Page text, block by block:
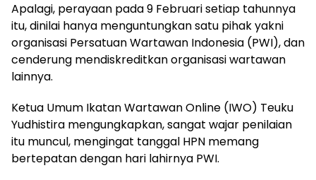
Apalagi, perayaan pada 9 Februari setiap tahunnya
itu, dinilai hanya menguntungkan satu pihak yakni
organisasi Persatuan Wartawan Indonesia (PWI), dan
cenderung mendiskreditkan organisasi wartawan
lainnya.
Ketua Umum Ikatan Wartawan Online (IWO) Teuku
Yudhistira mengungkapkan, sangat wajar penilaian
itu muncul, mengingat tanggal HPN memang
bertepatan dengan hari lahirnya PWI.